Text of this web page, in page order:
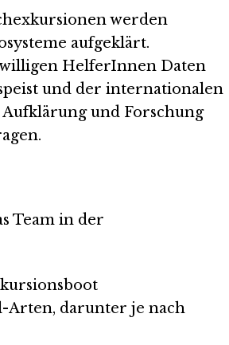
werden
aufgeklärt.
HelferInnen Daten
und der internationalen
Aufklärung und Forschung
Team in der
Arten, darunter je nach